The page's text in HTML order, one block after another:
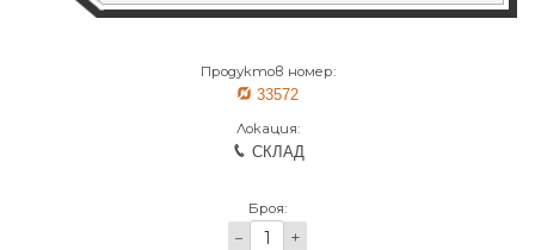
Продуктов номер:
33572
Локация:
СКЛАД
Броя:
− +